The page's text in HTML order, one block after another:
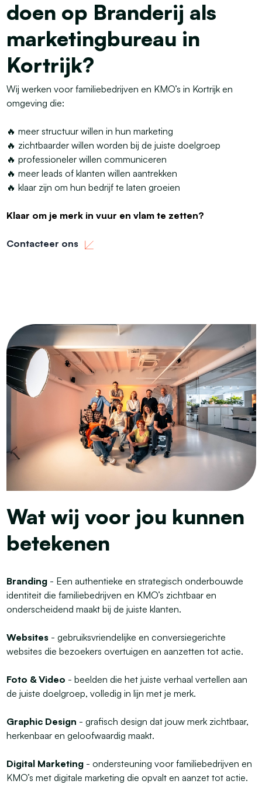
doen op Branderij als
marketingbureau in
Kortrijk?
Wij werken voor familiebedrijven en KMO’s in Kortrijk en
omgeving die:
🔥 meer structuur willen in hun marketing
🔥 zichtbaarder willen worden bij de juiste doelgroep
🔥 professioneler willen communiceren
🔥 meer leads of klanten willen aantrekken
🔥 klaar zijn om hun bedrijf te laten groeien
Klaar om je merk in vuur en vlam te zetten?
Contacteer ons
Wat wij voor jou kunnen
betekenen
Branding- Een authentieke en strategisch onderbouwde
identiteit die familiebedrijven en KMO’s zichtbaar en
onderscheidend maakt bij de juiste klanten.
Websites- gebruiksvriendelijke en conversiegerichte
websites die bezoekers overtuigen en aanzetten tot actie.
Foto & Video - beelden die het juiste verhaal vertellen aan
de juiste doelgroep, volledig in lijn met je merk.
Graphic Design - grafisch design dat jouw merk zichtbaar,
herkenbaar en geloofwaardig maakt.
Digital Marketing - ondersteuning voor familiebedrijven en
KMO’s met digitale marketing die opvalt en aanzet tot actie.